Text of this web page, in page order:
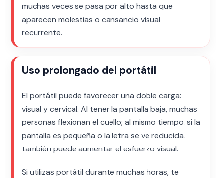
muchas veces se pasa por alto hasta que
aparecen molestias o cansancio visual
recurrente.
Uso prolongado del portátil
El portátil puede favorecer una doble carga:
visual y cervical. Al tener la pantalla baja, muchas
personas flexionan el cuello; al mismo tiempo, si la
pantalla es pequeña o la letra se ve reducida,
también puede aumentar el esfuerzo visual.
Si utilizas portátil durante muchas horas, te